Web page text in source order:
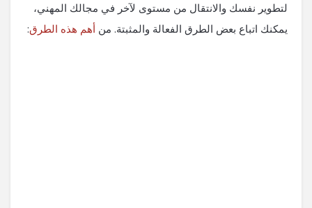
لتطوير نفسك والانتقال من مستوى لآخر في مجالك المهني،
يمكنك اتباع بعض الطرق الفعالة والمثبتة. من أهم هذه الطرق: